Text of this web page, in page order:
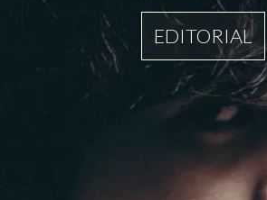
EDITORIAL